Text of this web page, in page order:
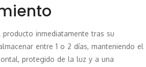
producto inmediatamente tras su
entre 1 o 2 días, manteniendo el
protegido de la luz y a una